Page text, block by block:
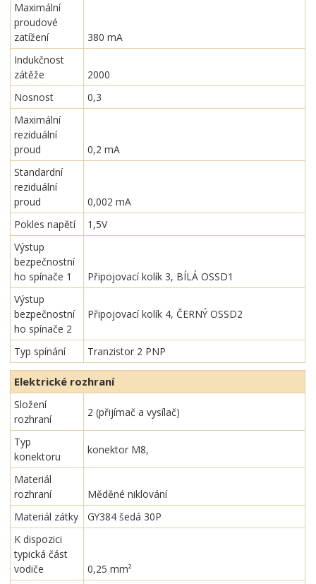
Maximální
proudové
zatížení
380 mA
Indukčnost
zátěže
2000
Nosnost
0,3
Maximální
reziduální
proud
0,2 mA
Standardní
reziduální
proud
0,002 mA
Pokles napětí
1,5V
Výstup
bezpečnostní
ho spínače 1
Připojovací kolík 3, BÍLÁ OSSD1
Výstup
bezpečnostní
ho spínače 2
Připojovací kolík 4, ČERNÝ OSSD2
Typ spínání Tranzistor 2 PNP
Elektrické rozhraní
Složení
rozhraní
2 (přijímač a vysílač)
Typ
konektoru
konektor M8,
Materiál
rozhraní
Měděné niklování
Materiál zátky
GY384 šedá 30P
K dispozici
typická část
vodiče
0,25 mm²